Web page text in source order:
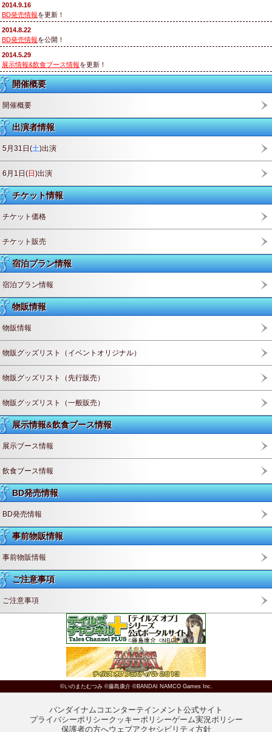
2014.9.16
BD発売情報を更新！
2014.8.22
BD発売情報を公開！
2014.5.29
展示情報&飲食ブース情報を更新！
開催概要
開催概要
出演者情報
5月31日(土)出演
6月1日(日)出演
チケット情報
チケット価格
チケット販売
宿泊プラン情報
宿泊プラン情報
物販情報
物販情報
物販グッズリスト（イベントオリジナル）
物販グッズリスト（先行販売）
物販グッズリスト（一般販売）
展示情報&飲食ブース情報
展示ブース情報
飲食ブース情報
BD発売情報
BD発売情報
事前物販情報
事前物販情報
ご注意事項
ご注意事項
©いのまたむつみ ©藤島康介 ©BANDAI NAMCO Games Inc.
バンダイナムコエンターテインメント公式サイト
プライバシーポリシークッキーポリシーゲーム実況ポリシー
保護者の方へウェブアクセシビリティ方針